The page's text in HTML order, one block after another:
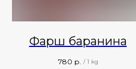
Фарш баранина
780 р. / 1 kg